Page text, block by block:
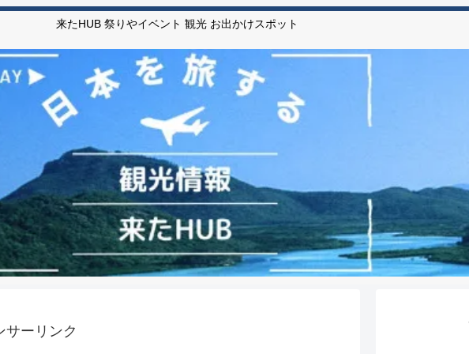
来たHUB 祭りやイベント 観光 お出かけスポット
サーリンク